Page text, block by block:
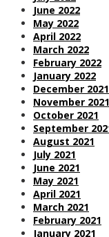
June 2022
May 2022
April 2022
March 2022
February 2022
January 2022
December 2021
November 2021
October 2021
September
August 2021
July 2021
June 2021
May 2021
April 2021
March 2021
February 2021
January 2021